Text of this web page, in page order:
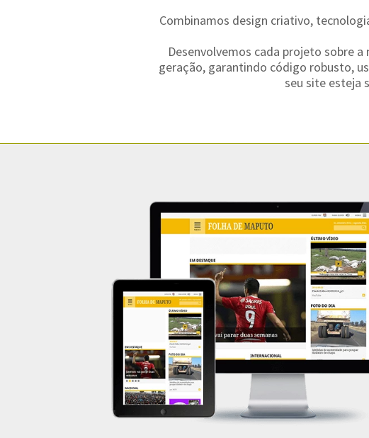
Combinamos design criativo,
Desenvolvemos cada projeto sobre
geração, garantindo código robusto,
seu site esteja